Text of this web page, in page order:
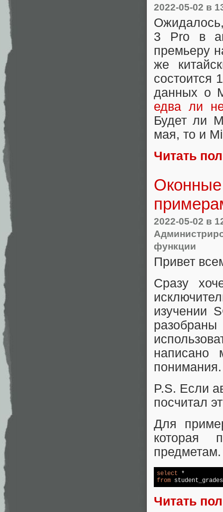
2022-05-02 в
3 Pro в
премьеру
же
состоится
данных о
едва ли
Будет ли
мая, то и
Читать
2022-05-02 в
функции
Привет
Сразу
изучении
написано
P.S. Если
посчитал
Для
которая
select
from
Читать